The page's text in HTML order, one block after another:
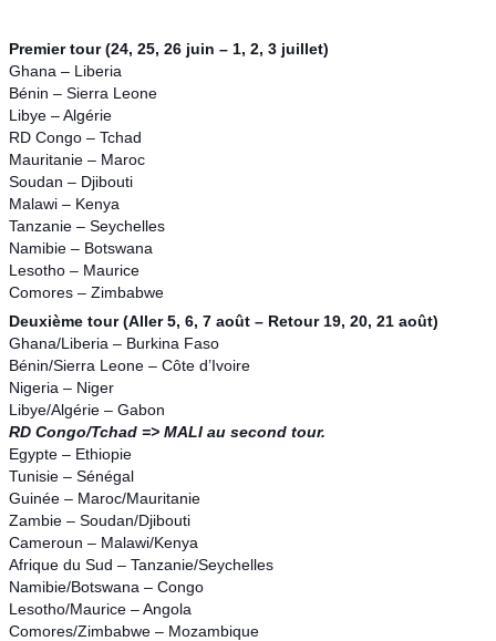
Premier tour (24, 25, 26 juin – 1, 2, 3 juillet)
Ghana – Liberia
Bénin – Sierra Leone
Libye – Algérie
RD Congo – Tchad
Mauritanie – Maroc
Soudan – Djibouti
Malawi – Kenya
Tanzanie – Seychelles
Namibie – Botswana
Lesotho – Maurice
Comores – Zimbabwe
Deuxième tour (Aller 5, 6, 7 août – Retour 19, 20, 21 août)
Ghana/Liberia – Burkina Faso
Bénin/Sierra Leone – Côte d’Ivoire
Nigeria – Niger
Libye/Algérie – Gabon
RD Congo/Tchad => MALI au second tour.
Egypte – Ethiopie
Tunisie – Sénégal
Guinée – Maroc/Mauritanie
Zambie – Soudan/Djibouti
Cameroun – Malawi/Kenya
Afrique du Sud – Tanzanie/Seychelles
Namibie/Botswana – Congo
Lesotho/Maurice – Angola
Comores/Zimbabwe – Mozambique